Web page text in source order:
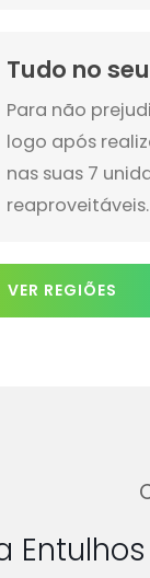
Tudo no
Para não
logo após
nas suas 7
reaproveitáveis.
VER REGIÕES